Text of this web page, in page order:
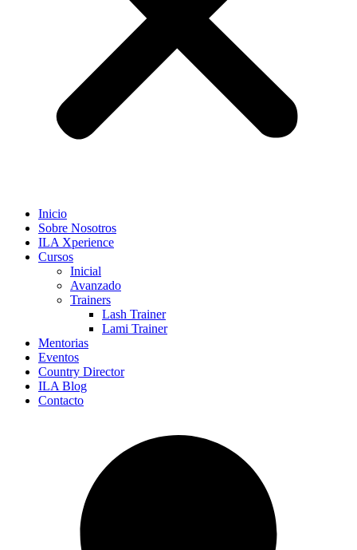
Inicio
Sobre Nosotros
ILA Xperience
Cursos
Inicial
Avanzado
Trainers
Lash Trainer
Lami Trainer
Mentorias
Eventos
Country Director
ILA Blog
Contacto